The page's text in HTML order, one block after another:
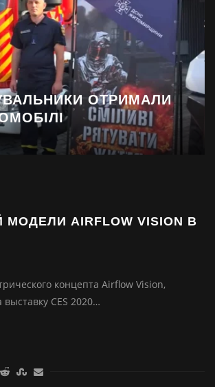
ОТРИМАЛИ
AIRFLOW VISION В
концепта Airflow Vision,
CES 2020…